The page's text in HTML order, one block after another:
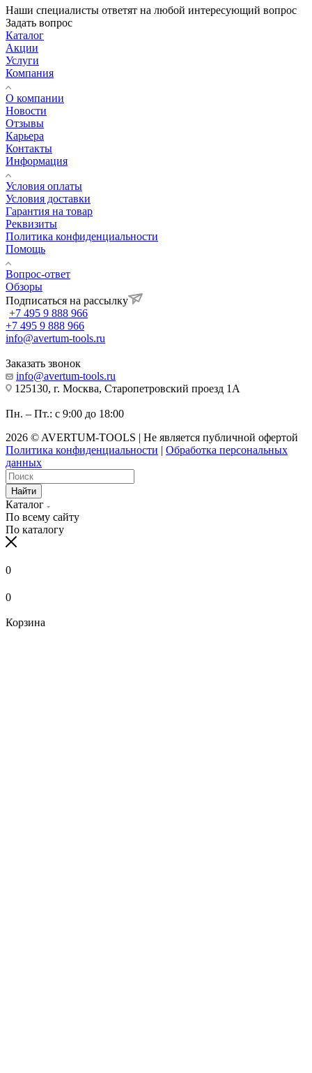
Наши специалисты ответят на любой интересующий вопрос
Задать вопрос
Каталог
Акции
Услуги
Компания
О компании
Новости
Отзывы
Карьера
Контакты
Информация
Условия оплаты
Условия доставки
Гарантия на товар
Реквизиты
Политика конфиденциальности
Помощь
Вопрос-ответ
Обзоры
Подписаться на рассылку
+7 495 9 888 966
+7 495 9 888 966
info@avertum-tools.ru
Заказать звонок
info@avertum-tools.ru
125130, г. Москва, Старопетровский проезд 1А
Пн. – Пт.: с 9:00 до 18:00
2026 © AVERTUM-TOOLS | Не является публичной офертой
Политика конфиденциальности | Обработка персональных
данных
Найти
Каталог
По всему сайту
По каталогу
0
0
Корзина